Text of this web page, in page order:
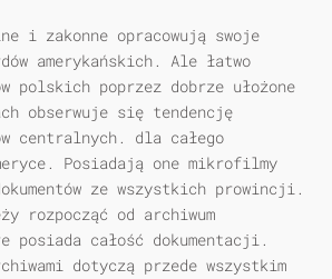
i zakonne opracowują swoje
amerykańskich. Ale łatwo
polskich poprzez dobrze ułożone
obserwuje się tendencję
centralnych. dla całego
Posiadają one mikrofilmy
ze wszystkich prowincji.
rozpocząć od archiwum
posiada całość dokumentacji.
dotyczą przede wszystkim